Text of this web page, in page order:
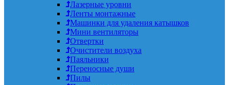
Лазерные уровни
Ленты монтажные
Машинки для удаления катышков
Мини вентиляторы
Отвертки
Очистители воздуха
Паяльники
Переносные души
Пилы